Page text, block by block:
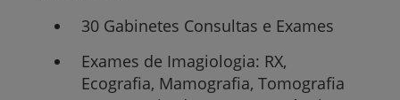
30 Gabinetes Consultas e Exames
Exames de Imagiologia: RX,
Ecografia, Mamografia, Tomografia